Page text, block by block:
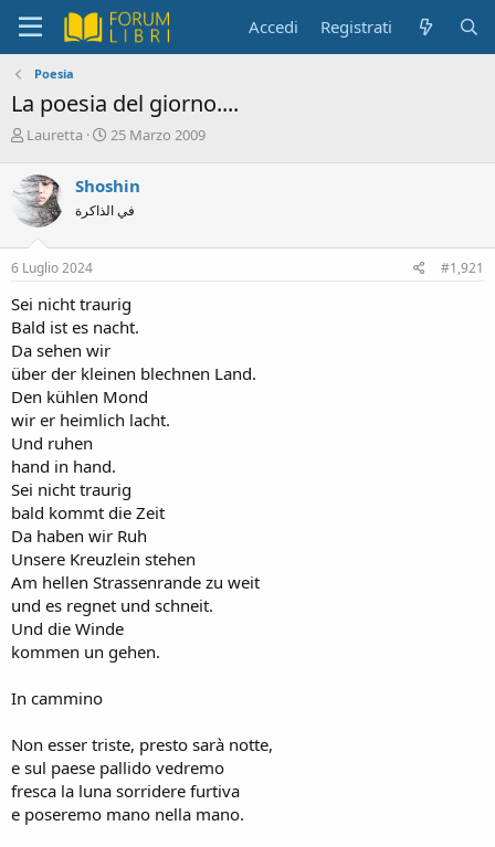
Accedi Registrati
Poesia
La poesia del giorno....
C
e
a
t
o
r
e
i
s
c
u
s
s
i
o
n
e
Lauretta
D
a
d
i
z
i
o
25 Marzo 2009
Shoshin
في الذاكرة
6 Luglio 2024 #1,921
Sei nicht traurig
Bald ist es nacht.
Da sehen wir
über der kleinen blechnen Land.
Den kühlen Mond
wir er heimlich lacht.
Und ruhen
hand in hand.
Sei nicht traurig
bald kommt die Zeit
Da haben wir Ruh
Unsere Kreuzlein stehen
Am hellen Strassenrande zu weit
und es regnet und schneit.
Und die Winde
kommen un gehen.
In cammino
Non esser triste, presto sarà notte,
e sul paese pallido vedremo
fresca la luna sorridere furtiva
e poseremo mano nella mano.